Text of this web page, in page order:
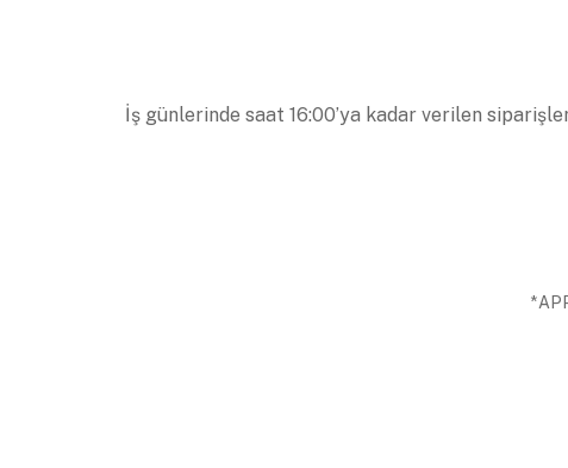
İş günlerinde saat 16:00’ya kadar verilen